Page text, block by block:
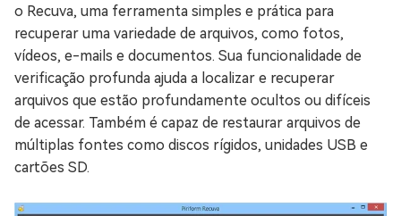
o Recuva, uma ferramenta simples e prática para
recuperar uma variedade de arquivos, como fotos,
vídeos, e-mails e documentos. Sua funcionalidade de
verificação profunda ajuda a localizar e recuperar
arquivos que estão profundamente ocultos ou difíceis
de acessar. Também é capaz de restaurar arquivos de
múltiplas fontes como discos rígidos, unidades USB e
cartões SD.